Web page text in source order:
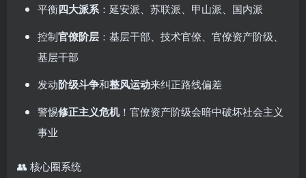
平衡四大派系 ：延安派、苏联派、甲山派、国内派
控制官僚阶层 ：基层干部、技术官僚、官僚资产阶级、
基层干部
发动阶级斗争和整风运动来纠正路线偏差
警惕修正主义危机！官僚资产阶级会暗中破坏社会主义
事业
👥 核心圈系统